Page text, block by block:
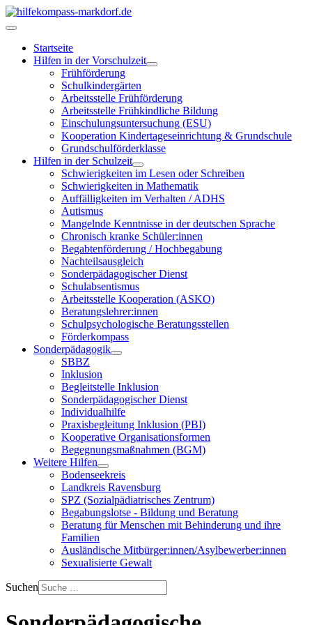
Startseite
Hilfen in der Vorschulzeit
Frühförderung
Schulkindergärten
Arbeitsstelle Frühförderung
Arbeitsstelle Frühkindliche Bildung
Einschulungsuntersuchung (ESU)
Kooperation Kindertageseinrichtung & Grundschule
Grundschulförderklasse
Hilfen in der Schulzeit
Schwierigkeiten im Lesen oder Schreiben
Schwierigkeiten in Mathematik
Auffälligkeiten im Verhalten / ADHS
Autismus
Mangelnde Kenntnisse in der deutschen Sprache
Chronisch kranke Schüler:innen
Begabtenförderung / Hochbegabung
Nachteilsausgleich
Sonderpädagogischer Dienst
Schulabsentismus
Arbeitsstelle Kooperation (ASKO)
Beratungslehrer:innen
Schulpsychologische Beratungsstellen
Förderkompass
Sonderpädagogik
SBBZ
Inklusion
Begleitstelle Inklusion
Sonderpädagogischer Dienst
Individualhilfe
Praxisbegleitung Inklusion (PBI)
Kooperative Organisationsformen
Begegnungsmaßnahmen (BGM)
Weitere Hilfen
Bodenseekreis
Landkreis Ravensburg
SPZ (Sozialpädiatrisches Zentrum)
Begabungslotse - Bildung und Beratung
Beratung für Menschen mit Behinderung und ihre
Familien
Ausländische Mitbürger:innen/Asylbewerber:innen
Sexualisierte Gewalt
Suchen